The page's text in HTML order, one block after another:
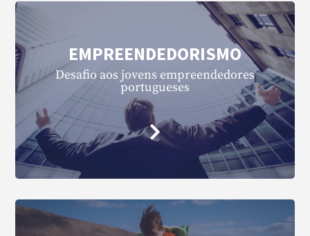
EMPREENDEDORISMO
Desafio aos jovens empreendedores
portugueses